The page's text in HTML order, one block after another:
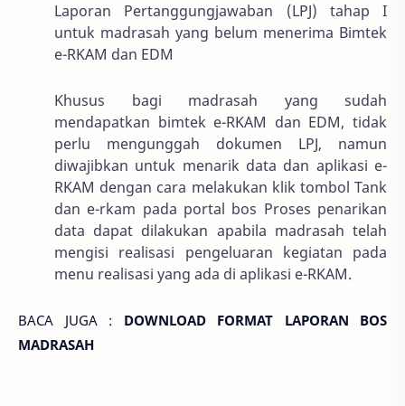
Laporan Pertanggungjawaban (LPJ) tahap I
untuk madrasah yang belum menerima Bimtek
e-RKAM dan EDM
Khusus bagi madrasah yang sudah
mendapatkan bimtek e-RKAM dan EDM, tidak
perlu mengunggah dokumen LPJ, namun
diwajibkan untuk menarik data dan aplikasi e-
RKAM dengan cara melakukan klik tombol Tank
dan e-rkam pada portal bos Proses penarikan
data dapat dilakukan apabila madrasah telah
mengisi realisasi pengeluaran kegiatan pada
menu realisasi yang ada di aplikasi e-RKAM.
BACA JUGA : DOWNLOAD FORMAT LAPORAN BOS
MADRASAH